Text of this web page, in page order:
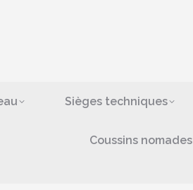
Sièges techniques
Coussins nomades